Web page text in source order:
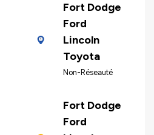
Fort Dodge
Ford
Lincoln
Toyota
Non-Réseauté
Fort Dodge
Ford